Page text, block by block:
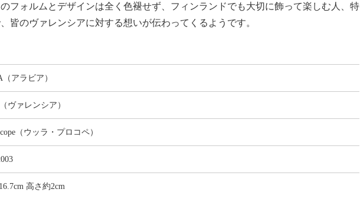
フォルムとデザインは全く色褪せず、フィンランドでも大切に飾って楽しむ人、特
皆のヴァレンシアに対する想いが伝わってくるようです。
アラビア）
ヴァレンシア）
（ウッラ・プロコペ）
高さ約2cm